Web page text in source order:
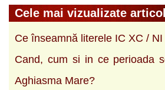
Cele mai vizualizate
Ce înseamnă literele IC XC / NI
Cand, cum si in ce perioada
Aghiasma Mare?